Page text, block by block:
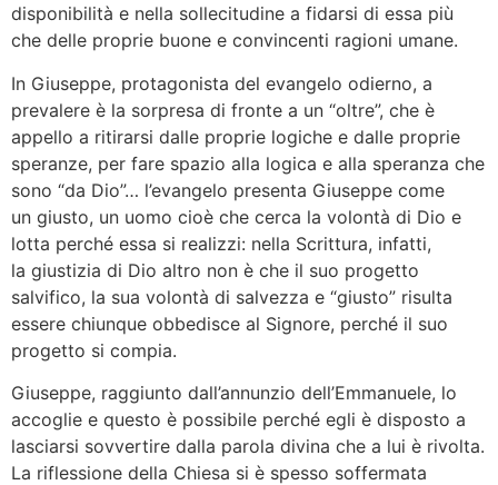
disponibilità e nella sollecitudine a fidarsi di essa più
che delle proprie buone e convincenti ragioni umane.
In Giuseppe, protagonista del evangelo odierno, a
prevalere è la sorpresa di fronte a un “oltre”, che è
appello a ritirarsi dalle proprie logiche e dalle proprie
speranze, per fare spazio alla logica e alla speranza che
sono “da Dio”… l’evangelo presenta Giuseppe come
un giusto, un uomo cioè che cerca la volontà di Dio e
lotta perché essa si realizzi: nella Scrittura, infatti,
la giustizia di Dio altro non è che il suo progetto
salvifico, la sua volontà di salvezza e “giusto” risulta
essere chiunque obbedisce al Signore, perché il suo
progetto si compia.
Giuseppe, raggiunto dall’annunzio dell’Emmanuele, lo
accoglie e questo è possibile perché egli è disposto a
lasciarsi sovvertire dalla parola divina che a lui è rivolta.
La riflessione della Chiesa si è spesso soffermata